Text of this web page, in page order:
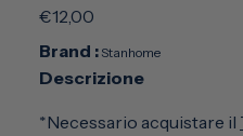
Prezzo
di
listino
€12,00
Brand : Stanhome
Descrizione
*Necessario acquistare il